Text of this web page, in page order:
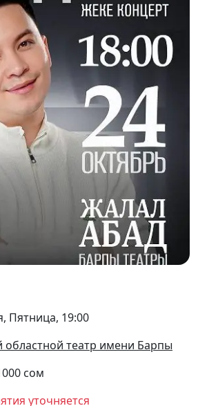
Пятница, 19:00
областной театр имени Барпы
сом
уточняется